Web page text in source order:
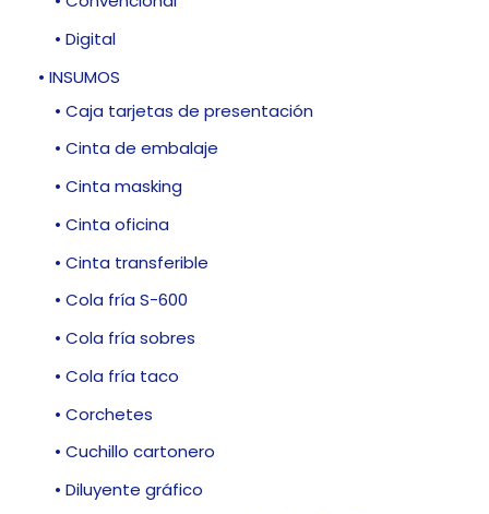
• Digital
• INSUMOS
• Caja tarjetas de presentación
• Cinta de embalaje
• Cinta masking
• Cinta oficina
• Cinta transferible
• Cola fría S-600
• Cola fría sobres
• Cola fría taco
• Corchetes
• Cuchillo cartonero
• Diluyente gráfico